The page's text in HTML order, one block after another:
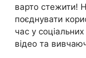
варто стежити!
поєднувати
час у
відео та